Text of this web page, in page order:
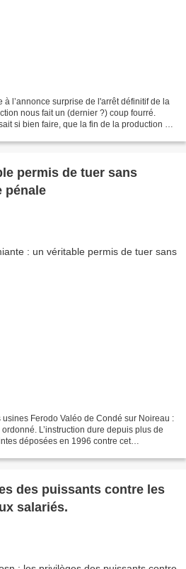
à l’annonce surprise de l'arrêt définitif de la
nous fait un (dernier ?) coup fourré.
si bien faire, que la fin de la production a
permis de tuer sans
pénale
Ferodo Valéo de Condé sur Noireau :
L’instruction dure depuis plus de
déposées en 1996 contre cet
des puissants contre les
salariés.